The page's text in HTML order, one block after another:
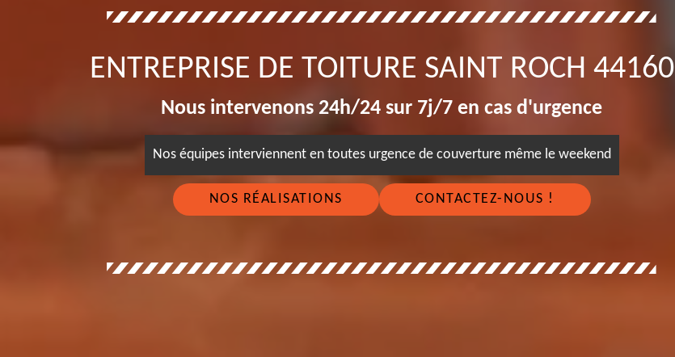
ENTREPRISE DE TOITURE SAINT ROCH 44160
Nous intervenons 24h/24 sur 7j/7 en cas d'urgence
Nos équipes interviennent en toutes urgence de couverture même le weekend
NOS RÉALISATIONS CONTACTEZ-NOUS !